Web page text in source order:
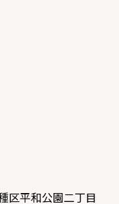
区平和公園二丁目